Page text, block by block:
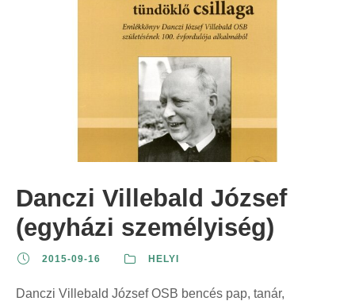
Danczi Villebald József
(egyházi személyiség)
2015-09-16 HELYI
Danczi Villebald József OSB bencés pap, tanár,